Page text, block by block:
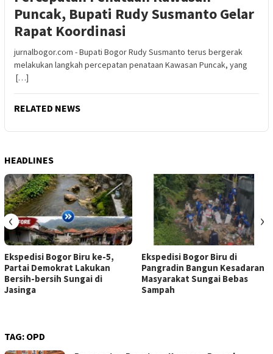
Puncak, Bupati Rudy Susmanto Gelar
Rapat Koordinasi
jurnalbogor.com - Bupati Bogor Rudy Susmanto terus bergerak
melakukan langkah percepatan penataan Kawasan Puncak, yang
[…]
RELATED NEWS
HEADLINES
Ekspedisi Bogor Biru ke-5,
Partai Demokrat Lakukan
Bersih-bersih Sungai di
Jasinga
Ekspedisi Bogor Biru di
Pangradin Bangun Kesadaran
Masyarakat Sungai Bebas
Sampah
‹ ›
TAG: OPD